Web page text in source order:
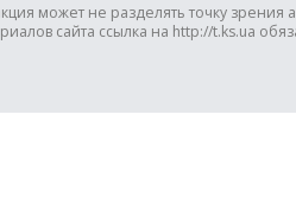
может не разделять точку зрения
сайта ссылка на http://t.ks.ua